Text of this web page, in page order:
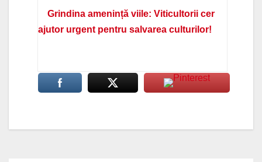
Grindina amenință viile: Viticultorii cer
ajutor urgent pentru salvarea culturilor!